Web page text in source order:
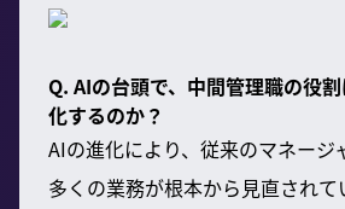
Q. AIの台頭で、中間管理職の役
化するのか？
AIの進化により、従来のマネージ
多くの業務が根本から見直され